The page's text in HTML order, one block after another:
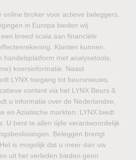
online broker voor actieve beleggers.
in Europa bieden wij
breed scala aan financiële
Klanten kunnen
handelsplatform met analysetools,
koersinformatie. Naast
LYNX toegang tot beursnieuws,
content via het LYNX Beurs &
u informatie over de Nederlandse,
en Aziatische markten. LYNX biedt
U bent te allen tijde verantwoordelijk
Beleggen brengt
is mogelijk dat u meer dan uw
uit het verleden bieden geen